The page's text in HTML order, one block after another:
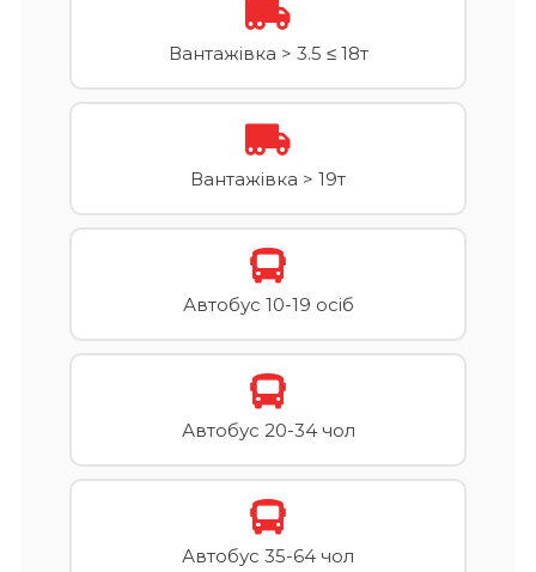
Вантажівка > 3.5 ≤ 18т
Вантажівка > 19т
Автобус 10-19 осіб
Автобус 20-34 чол
Автобус 35-64 чол